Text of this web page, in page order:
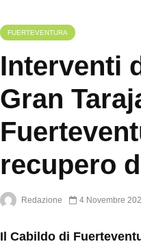
FUERTEVENTURA
Interventi
Gran
recupero
Redazione 4 Novembre
Il Cabildo di